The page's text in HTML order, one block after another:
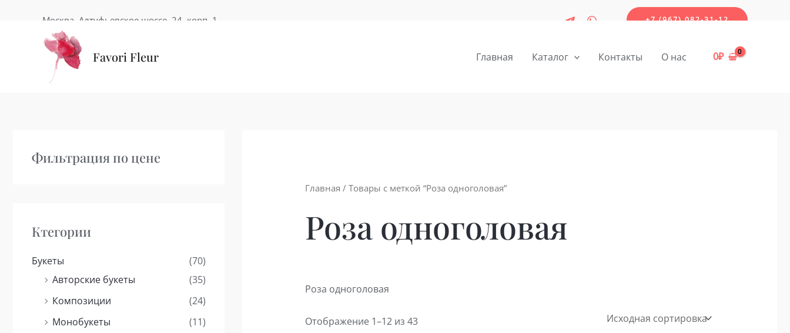
содержимому
Москва, Алтуфьевское шоссе, 24, корп. 1 +7 (967) 082-31-12
Favori Fleur Главная Каталог Контакты О нас 0₽
Фильтрация по цене
Ктегории
Букеты
(70)
Авторские букеты
(35)
Композиции
(24)
Монобукеты
(11)
Главная / Товары с меткой “Роза одноголовая”
Роза одноголовая
Роза одноголовая
Отображение 1–12 из 43